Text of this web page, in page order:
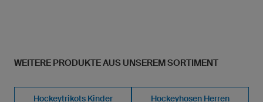
WEITERE PRODUKTE AUS UNSEREM SORTIMENT
Hockeytrikots Kinder Hockeyhosen Herren